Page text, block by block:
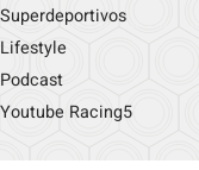
Superdeportivos
Lifestyle
Podcast
Youtube Racing5